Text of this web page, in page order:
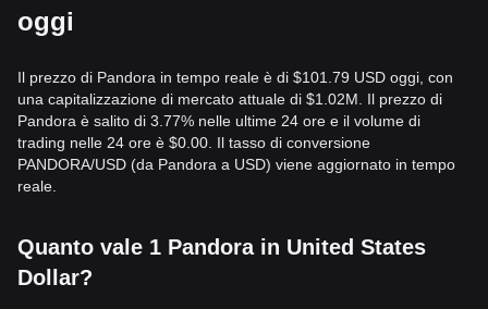
oggi
Il prezzo di Pandora in tempo reale è di $101.79 USD oggi, con
una capitalizzazione di mercato attuale di $1.02M. Il prezzo di
Pandora è salito di 3.77% nelle ultime 24 ore e il volume di
trading nelle 24 ore è $0.00. Il tasso di conversione
PANDORA/USD (da Pandora a USD) viene aggiornato in tempo
reale.
Quanto vale 1 Pandora in United States
Dollar?